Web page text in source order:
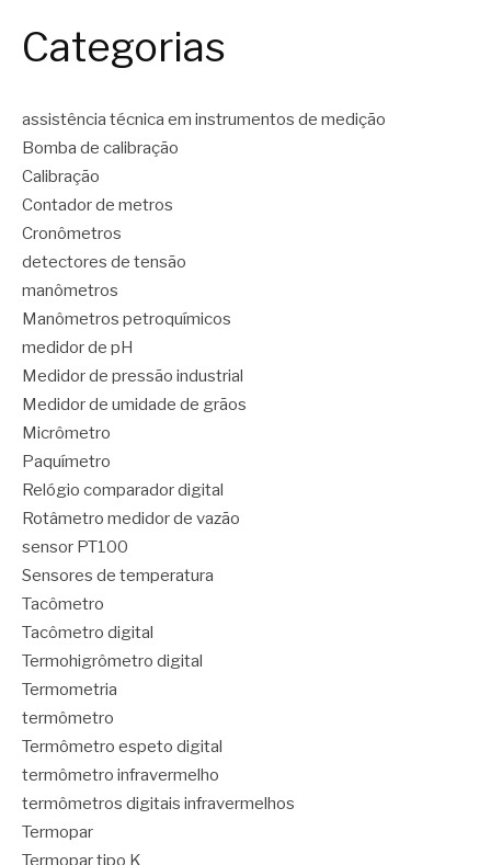
Categorias
assistência técnica em instrumentos de medição
Bomba de calibração
Calibração
Contador de metros
Cronômetros
detectores de tensão
manômetros
Manômetros petroquímicos
medidor de pH
Medidor de pressão industrial
Medidor de umidade de grãos
Micrômetro
Paquímetro
Relógio comparador digital
Rotâmetro medidor de vazão
sensor PT100
Sensores de temperatura
Tacômetro
Tacômetro digital
Termohigrômetro digital
Termometria
termômetro
Termômetro espeto digital
termômetro infravermelho
termômetros digitais infravermelhos
Termopar
Termopar tipo K